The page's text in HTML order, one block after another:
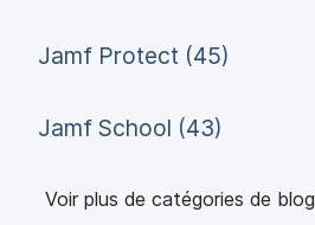
Jamf Protect (45)
Jamf School (43)
Voir plus de catégories de blog